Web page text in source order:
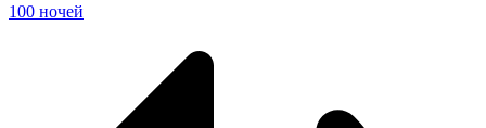
100 ночей